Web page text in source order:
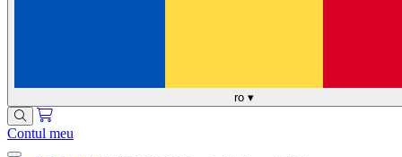
ro ▾
Contul meu